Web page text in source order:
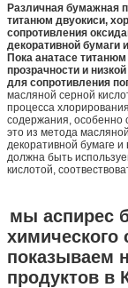
Различная бумажная
титанюм двуокиси,
сопротивления
декоративной бумаги
Пока анатасе
прозрачности и
для сопротивления
масляной серной
процесса
содержания, особенно
это из метода
декоративной бумаге
должна быть
кислотой,
мы аспирес
показываем
продуктов в